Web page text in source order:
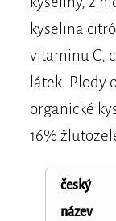
kyselina
vitaminu C,
látek. Plody
organické
16%
český
název